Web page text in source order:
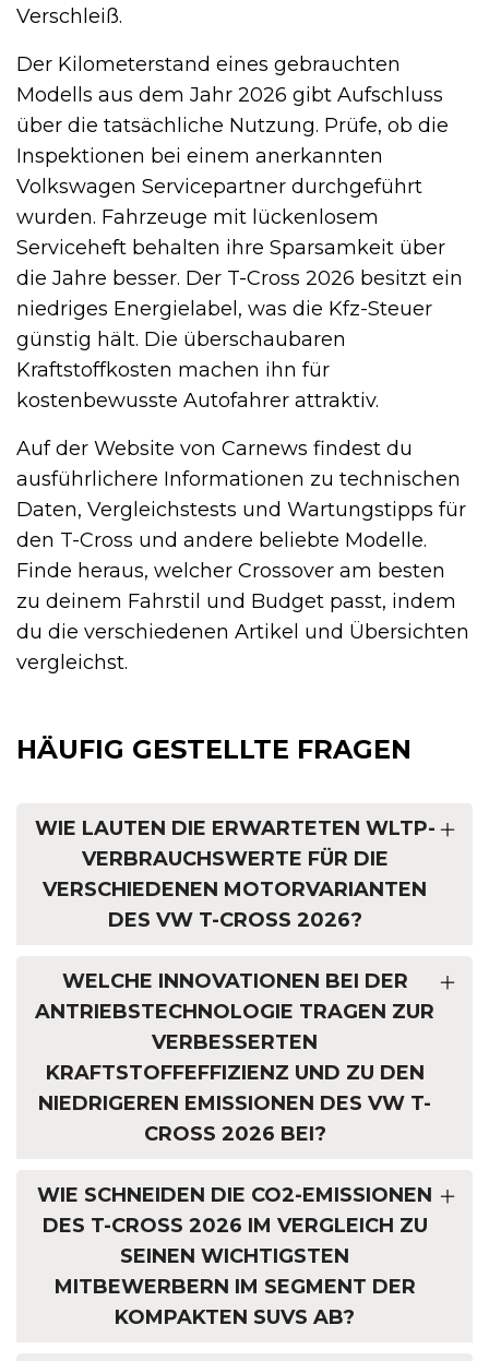
Verschleiß.
Der Kilometerstand eines gebrauchten
Modells aus dem Jahr 2026 gibt Aufschluss
über die tatsächliche Nutzung. Prüfe, ob die
Inspektionen bei einem anerkannten
Volkswagen Servicepartner durchgeführt
wurden. Fahrzeuge mit lückenlosem
Serviceheft behalten ihre Sparsamkeit über
die Jahre besser. Der T-Cross 2026 besitzt ein
niedriges Energielabel, was die Kfz-Steuer
günstig hält. Die überschaubaren
Kraftstoffkosten machen ihn für
kostenbewusste Autofahrer attraktiv.
Auf der Website von Carnews findest du
ausführlichere Informationen zu technischen
Daten, Vergleichstests und Wartungstipps für
den T-Cross und andere beliebte Modelle.
Finde heraus, welcher Crossover am besten
zu deinem Fahrstil und Budget passt, indem
du die verschiedenen Artikel und Übersichten
vergleichst.
HÄUFIG GESTELLTE FRAGEN
WIE LAUTEN DIE ERWARTETEN WLTP-
VERBRAUCHSWERTE FÜR DIE
VERSCHIEDENEN MOTORVARIANTEN
DES VW T-CROSS 2026?
WELCHE INNOVATIONEN BEI DER
ANTRIEBSTECHNOLOGIE TRAGEN ZUR
VERBESSERTEN
KRAFTSTOFFEFFIZIENZ UND ZU DEN
NIEDRIGEREN EMISSIONEN DES VW T-
CROSS 2026 BEI?
WIE SCHNEIDEN DIE CO2-EMISSIONEN
DES T-CROSS 2026 IM VERGLEICH ZU
SEINEN WICHTIGSTEN
MITBEWERBERN IM SEGMENT DER
KOMPAKTEN SUVS AB?